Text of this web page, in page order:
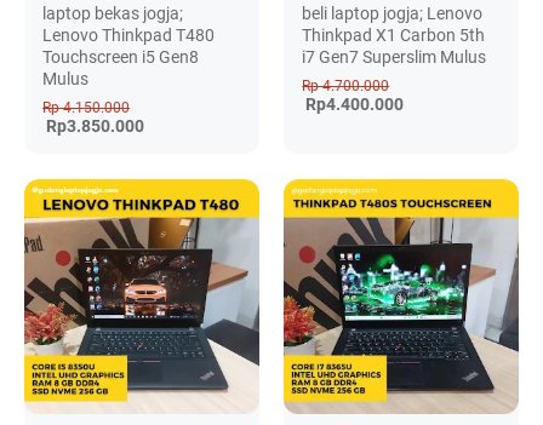
laptop bekas jogja;
Lenovo Thinkpad T480
Touchscreen i5 Gen8
Mulus
Rp 4.150.000
Rp3.850.000
beli laptop jogja; Lenovo
Thinkpad X1 Carbon 5th
i7 Gen7 Superslim Mulus
Rp 4.700.000
Rp4.400.000